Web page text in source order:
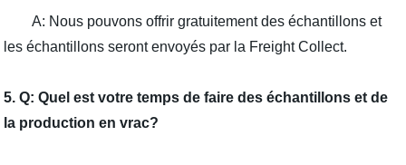
A: Nous pouvons offrir gratuitement des échantillons et
les échantillons seront envoyés par la Freight Collect.
5. Q: Quel est votre temps de faire des échantillons et de
la production en vrac?